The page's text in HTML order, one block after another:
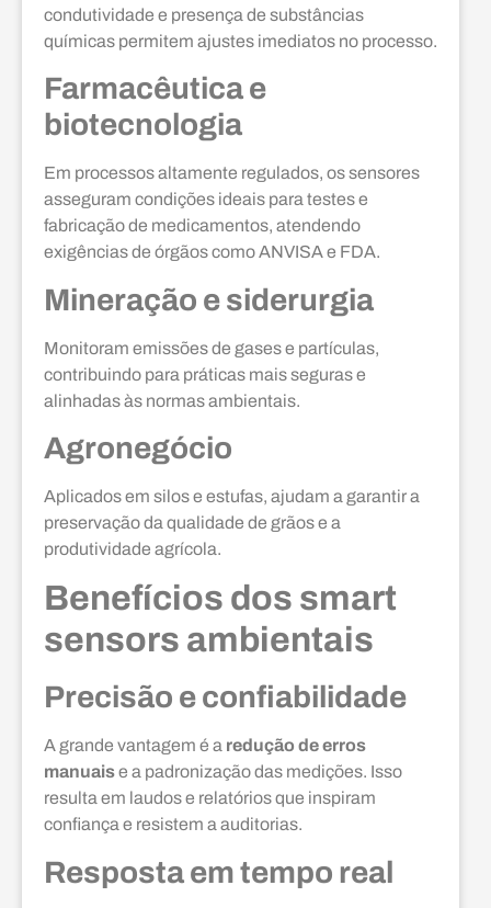
condutividade e presença de substâncias
químicas permitem ajustes imediatos no processo.
Farmacêutica e
biotecnologia
Em processos altamente regulados, os sensores
asseguram condições ideais para testes e
fabricação de medicamentos, atendendo
exigências de órgãos como ANVISA e FDA.
Mineração e siderurgia
Monitoram emissões de gases e partículas,
contribuindo para práticas mais seguras e
alinhadas às normas ambientais.
Agronegócio
Aplicados em silos e estufas, ajudam a garantir a
preservação da qualidade de grãos e a
produtividade agrícola.
Benefícios dos smart
sensors ambientais
Precisão e confiabilidade
A grande vantagem é a redução de erros
manuaise a padronização das medições. Isso
resulta em laudos e relatórios que inspiram
confiança e resistem a auditorias.
Resposta em tempo real